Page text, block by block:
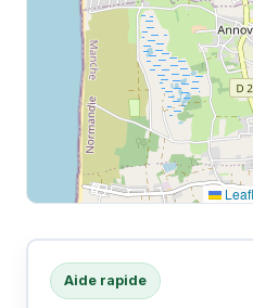
Aide rapide